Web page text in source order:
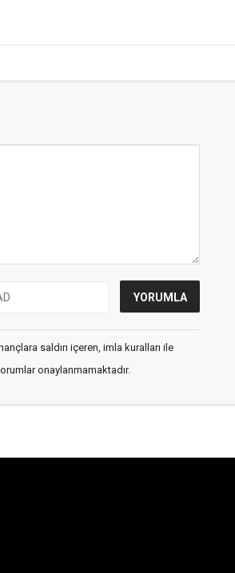
saldırı içeren, imla kuralları ile
onaylanmamaktadır.